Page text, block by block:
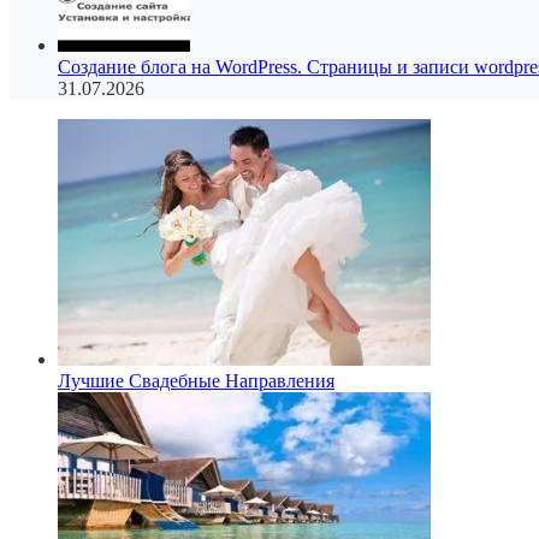
Создание блога на WordPress. Страницы и записи
31.07.2026
Лучшие Свадебные Направления